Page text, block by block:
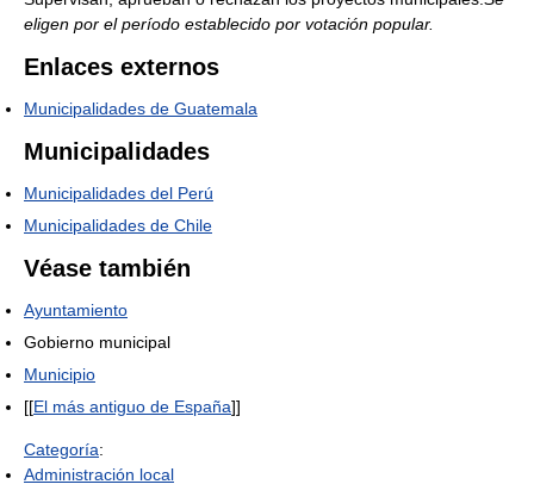
eligen por el período establecido por votación popular.
Enlaces externos
Municipalidades de Guatemala
Municipalidades
Municipalidades del Perú
Municipalidades de Chile
Véase también
Ayuntamiento
Gobierno municipal
Municipio
[[El más antiguo de España]]
Categoría:
Administración local